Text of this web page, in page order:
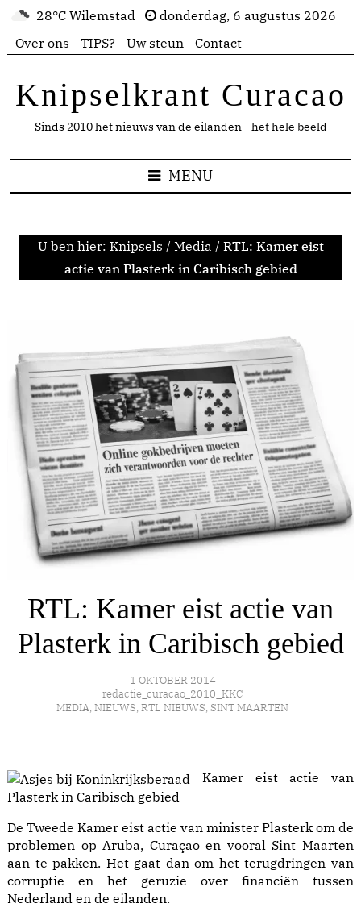
28°C Wilemstad
donderdag, 6 augustus 2026
Over ons
TIPS? Uw steun Contact
Knipselkrant Curacao
Sinds 2010 het nieuws van de eilanden - het hele beeld
MENU
U ben hier: Knipsels / Media / RTL: Kamer eist
actie van Plasterk in Caribisch gebied
RTL: Kamer eist actie van
Plasterk in Caribisch gebied
1 OKTOBER 2014
redactie_curacao_2010_KKC
MEDIA, NIEUWS, RTL NIEUWS, SINT MAARTEN
Kamer eist actie van
Plasterk in Caribisch gebied
De Tweede Kamer eist actie van minister Plasterk om de
problemen op Aruba, Curaçao en vooral Sint Maarten
aan te pakken. Het gaat dan om het terugdringen van
corruptie en het geruzie over financiën tussen
Nederland en de eilanden.